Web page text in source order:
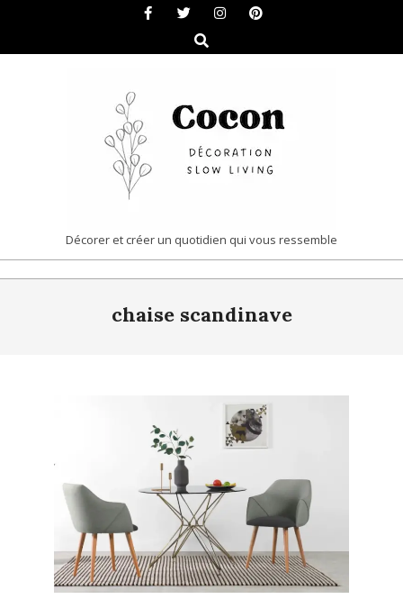
content
Search
COCON
|
DÉCORATION
Décorer et créer un quotidien qui vous ressemble
chaise scandinave